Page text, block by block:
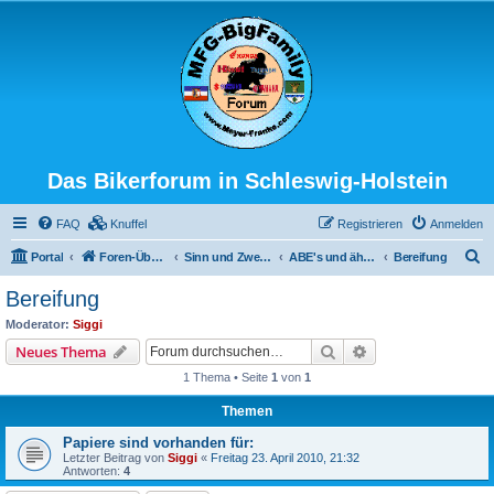
Das Bikerforum in Schleswig-Holstein
FAQ Knuffel Anmelden
Registrieren
Portal Foren-Übersicht Sinn und Zweck der Aktion ABE's und ähnliches (des TÜV's Freude) Bereifung
Bereifung
Moderator: Siggi
Neues Thema Suche
1 Thema • Seite 1 von 1
Themen
Papiere sind vorhanden für:
Letzter Beitrag von Siggi « Freitag 23. April 2010, 21:32
Antworten: 4